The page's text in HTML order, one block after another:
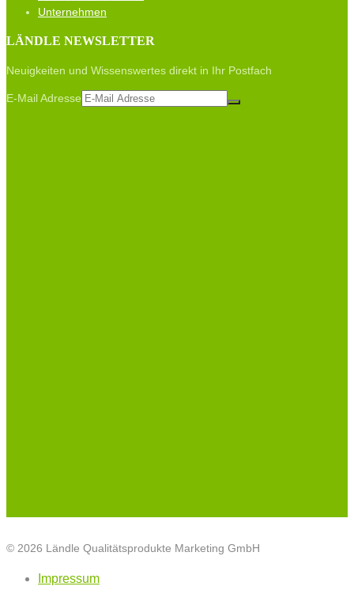
Unternehmen
LÄNDLE NEWSLETTER
Neuigkeiten und Wissenswertes direkt in Ihr Postfach
E-Mail Adresse
© 2026 Ländle Qualitätsprodukte Marketing GmbH
Impressum